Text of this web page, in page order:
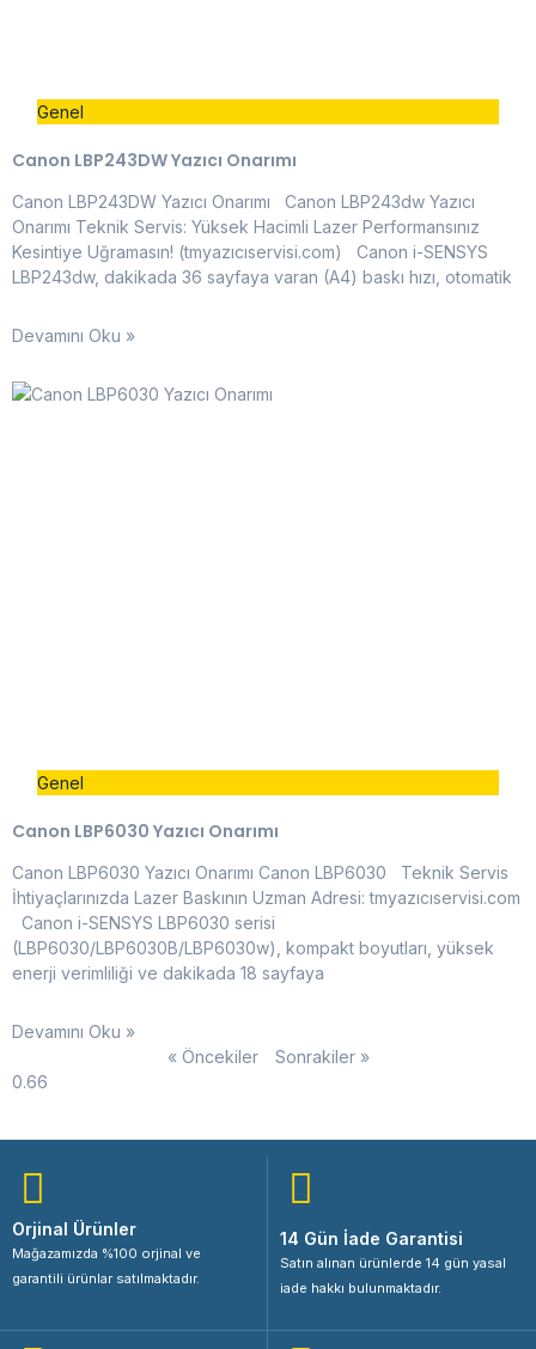
Genel
Canon LBP243DW Yazıcı Onarımı
Canon LBP243DW Yazıcı Onarımı Canon LBP243dw Yazıcı
Onarımı Teknik Servis: Yüksek Hacimli Lazer Performansınız
Kesintiye Uğramasın! (tmyazıcıservisi.com) Canon i-SENSYS
LBP243dw, dakikada 36 sayfaya varan (A4) baskı hızı, otomatik
Devamını Oku »
Genel
Canon LBP6030 Yazıcı Onarımı
Canon LBP6030 Yazıcı Onarımı Canon LBP6030 Teknik Servis
İhtiyaçlarınızda Lazer Baskının Uzman Adresi: tmyazıcıservisi.com
Canon i-SENSYS LBP6030 serisi
(LBP6030/LBP6030B/LBP6030w), kompakt boyutları, yüksek
enerji verimliliği ve dakikada 18 sayfaya
Devamını Oku »
« Öncekiler
Sonrakiler »
Orjinal Ürünler
Mağazamızda %100 orjinal ve
garantili ürünlar satılmaktadır.
14 Gün İade Garantisi
Satın alınan ürünlerde 14 gün yasal
iade hakkı bulunmaktadır.